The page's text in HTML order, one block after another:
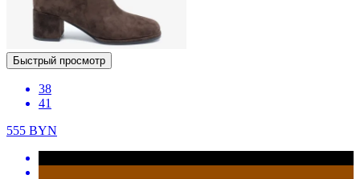
Быстрый просмотр
38
41
555 BYN